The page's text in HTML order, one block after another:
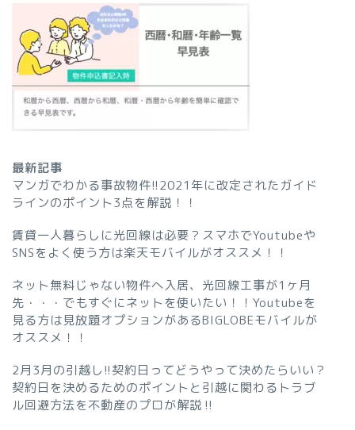
最新記事
マンガでわかる事故物件!!2021年に改定されたガイド
ラインのポイント3点を解説！！
賃貸一人暮らしに光回線は必要？スマホでYoutubeや
SNSをよく使う方は楽天モバイルがオススメ！！
ネット無料じゃない物件へ入居、光回線工事が1ヶ月
先・・・でもすぐにネットを使いたい！！Youtubeを
見る方は見放題オプションがあるBIGLOBEモバイルが
オススメ！！
2月3月の引越し!!契約日ってどうやって決めたらいい？
契約日を決めるためのポイントと引越に関わるトラブ
ル回避方法を不動産のプロが解説‼︎